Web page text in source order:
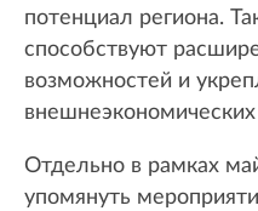
потенциал региона.
способствуют
возможностей и
внешнеэкономических
Отдельно в рамках
упомянуть